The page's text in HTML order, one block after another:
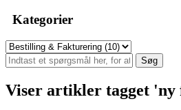
Kategorier
Viser artikler tagget 'ny